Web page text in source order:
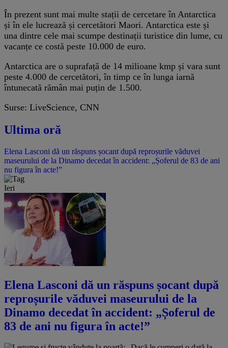
În prezent sunt mai multe stații de cercetare în Antarctica
și în ele lucrează și cercetători Maori. Antarctica este și
una dintre cele mai scumpe destinații turistice din lume, cu
vacanțe ce costă peste 10.000 de euro.
Antarctica are o suprafață de 14 milioane kmp și vara sunt
peste 4.000 de cercetători, în timp ce în lunga iarnă
întunecată rămân mai puțin de 1.500.
Surse: LiveScience, CNN
Ultima oră
Elena Lasconi dă un răspuns șocant după reproșurile văduvei
maseurului de la Dinamo decedat în accident: „Șoferul de 83 de ani
nu figura în acte!”
Ieri
Elena Lasconi dă un răspuns șocant după
reproșurile văduvei maseurului de la
Dinamo decedat în accident: „Șoferul de
83 de ani nu figura în acte!”